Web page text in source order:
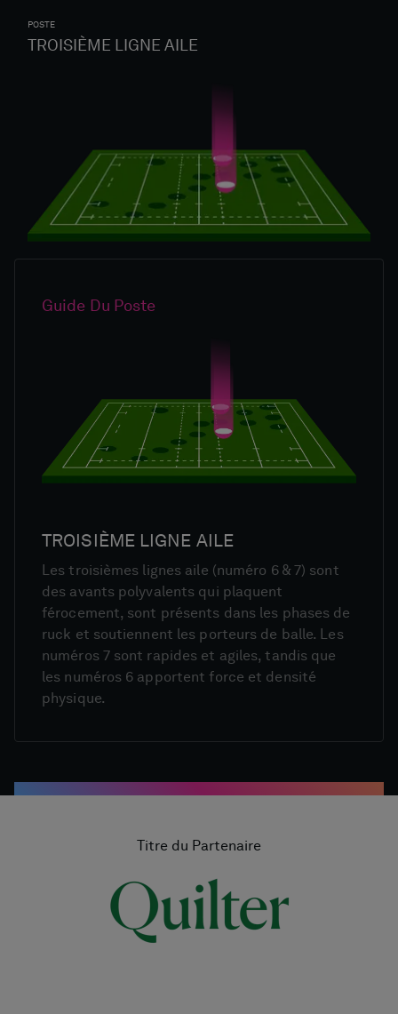
POSTE
TROISIÈME LIGNE AILE
Guide Du Poste
TROISIÈME LIGNE AILE
Les troisièmes lignes aile (numéro 6 & 7) sont
des avants polyvalents qui plaquent
férocement, sont présents dans les phases de
ruck et soutiennent les porteurs de balle. Les
numéros 7 sont rapides et agiles, tandis que
les numéros 6 apportent force et densité
physique.
Titre du Partenaire